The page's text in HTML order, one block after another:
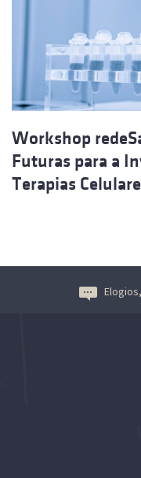
Workshop
Futuras para a
Terapias